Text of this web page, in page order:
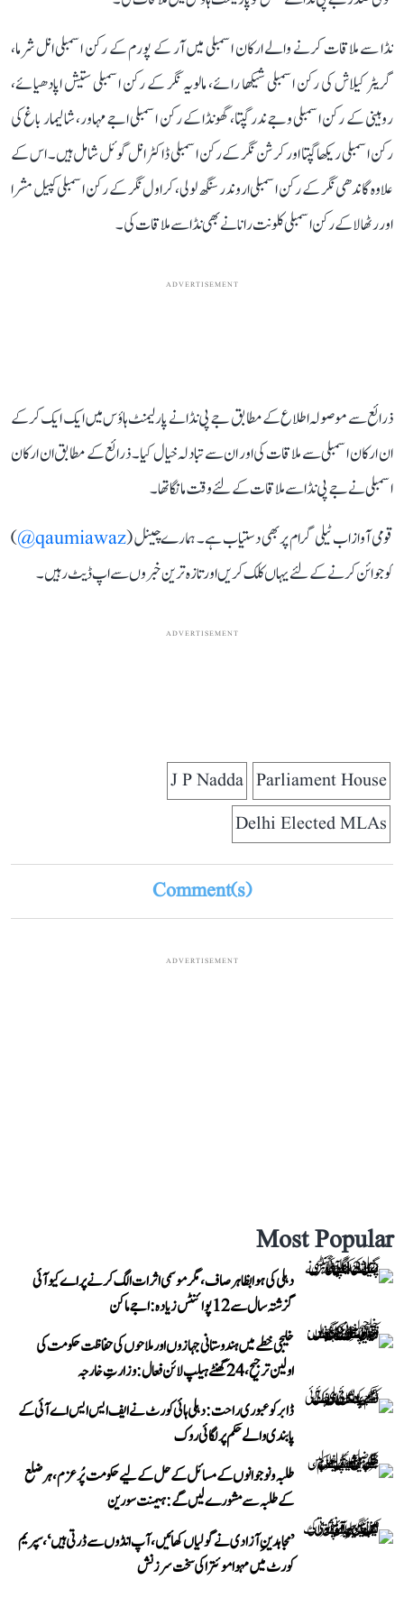
نڈا سے ملاقات کرنے والے ارکان اسمبلی میں آر کے پورم کے رکن اسمبلی انل شرما،
گریٹر کیلاش کی رکن اسمبلی شیکھا رائے، مالویہ نگر کے رکن اسمبلی ستیش اپادھیائے،
روہینی کے رکن اسمبلی وجےندر گپتا، گھونڈا کے رکن اسمبلی اجے مہاور، شالیمار باغ کی
رکن اسمبلی ریکھا گپتا اور کرشن نگر کے رکن اسمبلی ڈاکٹر انل گوئل شامل ہیں۔ اس کے
علاوہ گاندھی نگر کے رکن اسمبلی اروندر سنگھ لولی، کراول نگر کے رکن اسمبلی کپیل مشرا
اور رٹھالاکے رکن اسمبلی کلونت رانا نے بھی نڈا سے ملاقات کی۔
ADVERTISEMENT
ذرائع سے موصولہ اطلاع کے مطابق جے پی نڈا نے پارلیمنٹ ہاؤس میں ایک ایک کرکے
ان ارکان اسمبلی سے ملاقات کی اور ان سے تبادلہ خیال کیا۔ ذرائع کے مطابق ان ارکان
اسمبلی نےجے پی نڈا سے ملاقات کے لئے وقت مانگا تھا۔
قومی آواز اب ٹیلی گرام پر بھی دستیاب ہے۔ ہمارے چینل (qaumiawaz@
)
کو جوائن کرنے کے لئے یہاں کلک کریں اور تازہ ترین خبروں سے اپ ڈیٹ رہیں۔
ADVERTISEMENT
Parliament House
J P Nadda
Delhi Elected MLAs
Comment(s)
ADVERTISEMENT
Most Popular
دہلی کی ہوا بظاہر صاف، مگر موسمی اثرات الگ کرنے پر اے کیو آئی
گزشتہ سال سے 12 پوائنٹس زیادہ: اجے ماکن
خلیجی خطے میں ہندوستانی جہازوں اور ملاحوں کی حفاظت حکومت کی
اولین ترجیح، 24 گھنٹے ہیلپ لائن فعال: وزارتِ خارجہ
ڈابر کو عبوری راحت: دہلی ہائی کورٹ نے ایف ایس ایس اے آئی کے
پابندی والے حکم پر لگائی روک
طلبہ و نوجوانوں کے مسائل کے حل کے لیے حکومت پُرعزم، ہر ضلع
کے طلبہ سے مشورے لیں گے: ہیمنت سورین
’مجاہدینِ آزادی نے گولیاں کھائیں، آپ انڈوں سے ڈرتی ہیں‘، سپریم
کورٹ میں مہوا موئترا کی سخت سرزنش